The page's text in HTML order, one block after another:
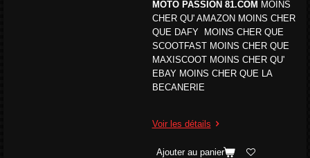
MOTO PASSION 81.COM MOINS
CHER QU' AMAZON MOINS CHER
QUE DAFY MOINS CHER QUE
SCOOTFAST MOINS CHER QUE
MAXISCOOT MOINS CHER QU'
EBAY MOINS CHER QUE LA
BECANERIE
Voir les détails
Ajouter au panier